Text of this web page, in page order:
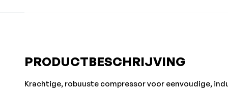
PRODUCTBESCHRIJVING
Krachtige, robuuste compressor voor eenvoudige,